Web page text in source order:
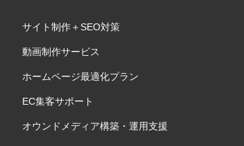
サイト制作＋SEO対策
動画制作サービス
ホームページ最適化プラン
EC集客サポート
オウンドメディア構築・運用支援